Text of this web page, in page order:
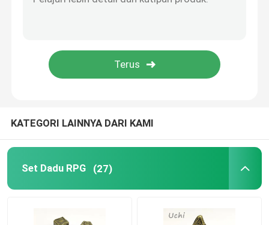
Set Dadu Game
Piala Trofi Logam
Dadu Bercahaya Led
KATEGORI LAINNYA DARI KAMI
Set Dadu RPG (27)